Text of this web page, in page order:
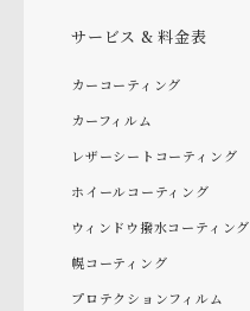
サービス & 料金表
カーコーティング
カーフィルム
レザーシートコーティング
ホイールコーティング
ウィンドウ撥水コーティング
幌コーティング
プロテクションフィルム